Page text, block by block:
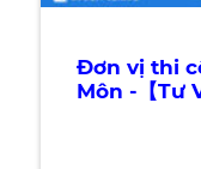
Đơn vị thi
Môn -【Tư